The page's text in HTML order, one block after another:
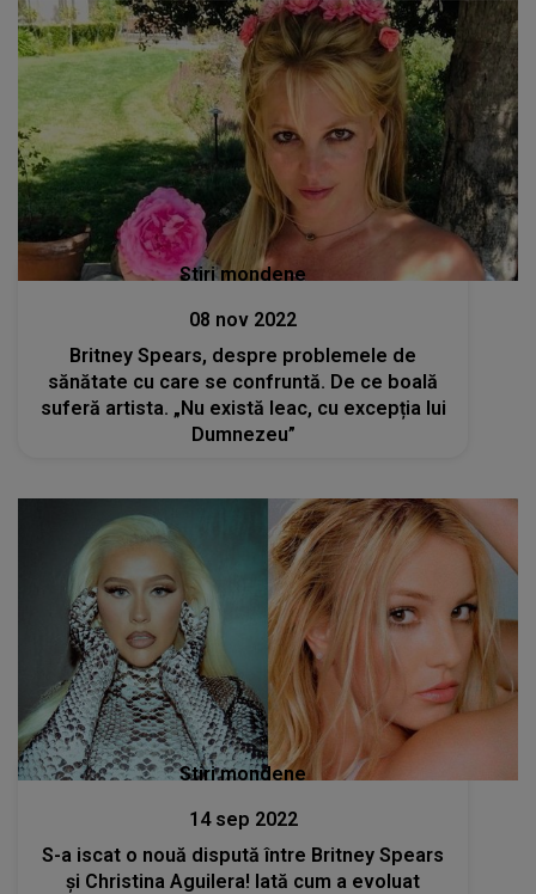
Stiri mondene
08 nov 2022
Britney Spears, despre problemele de
sănătate cu care se confruntă. De ce boală
suferă artista. „Nu există leac, cu excepția lui
Dumnezeu”
Stiri mondene
14 sep 2022
S-a iscat o nouă dispută între Britney Spears
și Christina Aguilera! Iată cum a evoluat